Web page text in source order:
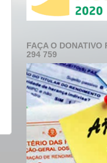
FAÇA O DONATIVO
294 759